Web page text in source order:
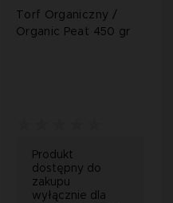
Torf Organiczny /
Organic Peat 450 gr
Produkt
dostępny do
zakupu
wyłącznie dla